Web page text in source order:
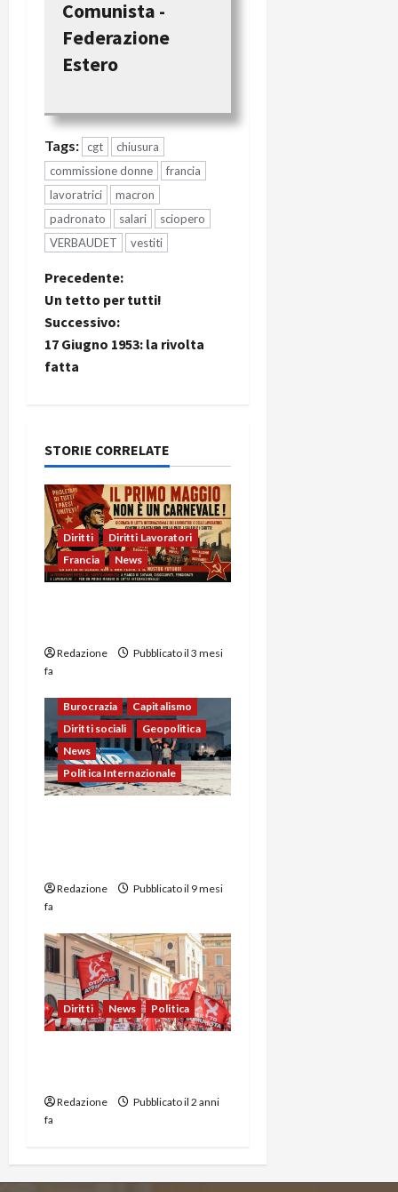
Comunista -
Federazione
Estero
Tags: cgt
chiusura
commissione donne
francia
lavoratrici
macron
padronato
salari
sciopero
VERBAUDET
vestiti
Precedente:
Un tetto per tutti!
Successivo:
17 Giugno 1953: la rivolta
fatta
STORIE CORRELATE
Diritti
Diritti Lavoratori
Francia
News
Redazione
Pubblicato il 3 mesi
fa
Burocrazia
Capitalismo
Diritti sociali
Geopolitica
News
Politica Internazionale
Redazione
Pubblicato il 9 mesi
fa
Diritti News Politica
Redazione
Pubblicato il 2 anni
fa